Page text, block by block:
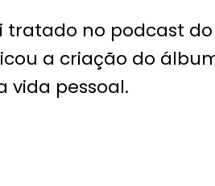
tratado no podcast do
a criação do
vida pessoal.